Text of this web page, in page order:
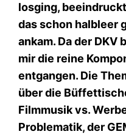
losging,
das schon halbleer
ankam. Da der DKV
mir die reine
entgangen. Die
über die
Filmmusik vs.
Problematik, der